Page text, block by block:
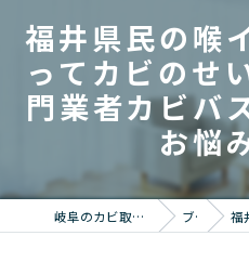
福井県民の喉
ってカビのせ
門業者カビバ
お悩
岐阜のカビ取りならカビバスターズ岐阜 ブログ 福井県